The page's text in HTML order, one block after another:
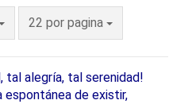
22 por pagina
tal alegría, tal serenidad!
espontánea de existir,